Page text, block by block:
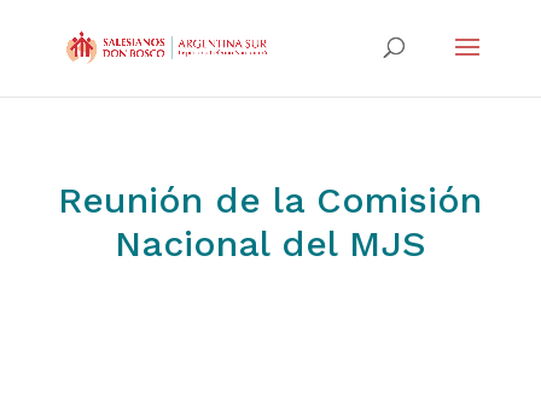
Reunión de la Comisión
Nacional del MJS